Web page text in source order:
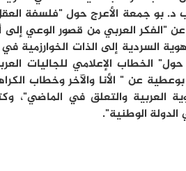
د. بو جمعة الأعرج حول "فلسفة
عن "الفكر العربي من قصور الوعي
السردية إلى الذات الخوارزمية
الخطاب الإعلامي للجاليات
عن " الأنا والآخر وخطاب
العربية والتعلق في الماضي"،
الدولة الوطنية".